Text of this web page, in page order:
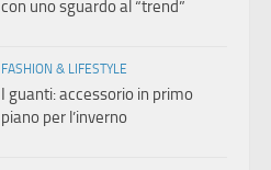
con uno sguardo al “trend”
FASHION & LIFESTYLE
I guanti: accessorio in primo
piano per l’inverno